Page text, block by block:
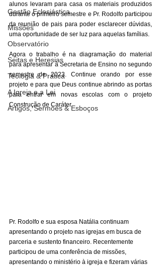
Gestão Eclesiástica
Missões
Observatório
Seitas e Heresias
Teologia & Prática
A Igreja e a Lei
Artigos, Sermões & Esboços
alunos levaram para casa os materiais produzidos
durante o primeiro semestre e Pr. Rodolfo participou
da reunião de pais para poder esclarecer dúvidas,
uma oportunidade de ser luz para aquelas famílias.
Agora o trabalho é na diagramação do material
para apresentar à Secretaria de Ensino no segundo
semestre de 2023. Continue orando por esse
projeto e para que Deus continue abrindo as portas
para entrar em novas escolas com o projeto
Construção de Caráter.
Pr. Rodolfo e sua esposa Natália continuam
apresentando o projeto nas igrejas em busca de
parceria e sustento financeiro. Recentemente
participou de uma conferência de missões,
apresentando o ministério à igreja e fizeram várias